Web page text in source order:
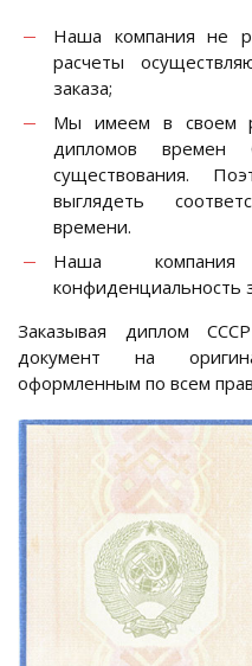
Наша компания не
расчеты
заказа;
Мы имеем в своем
дипломов
существования.
выглядеть
времени.
Наша компания
конфиденциальность
Заказывая диплом
документ на
оформленным по всем